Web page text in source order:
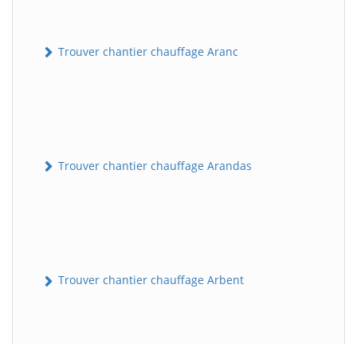
Trouver chantier chauffage Aranc
Trouver chantier chauffage Arandas
Trouver chantier chauffage Arbent